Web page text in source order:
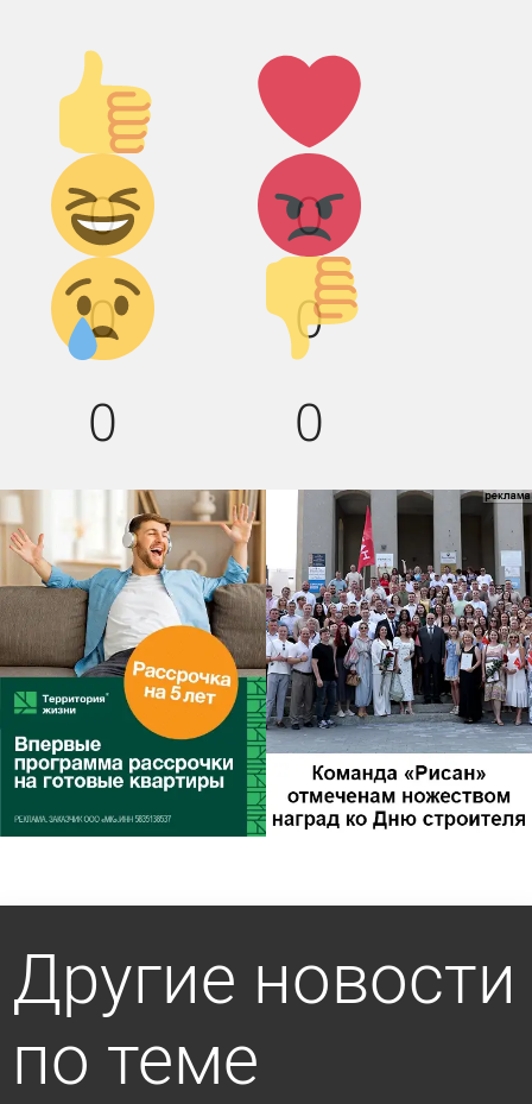
Палец
вверх!
0
Лайк!
0
Дикий
смех!
0
Агрессия!
0
Грусть :(
0
Палец
вниз!
0
Другие новости
по теме